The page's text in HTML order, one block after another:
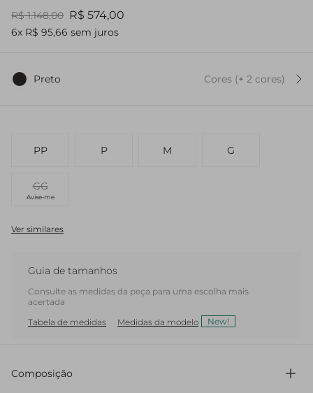
R$ 1.148,00 R$ 574,00
6x R$ 95,66 sem juros
Preto Cores (+ 2 cores)
PP P M G
GG
Avise-me
Ver similares
Guia de tamanhos
Consulte as medidas da peça para uma escolha mais
acertada
Tabela de medidas
Medidas da modelo New!
Composição